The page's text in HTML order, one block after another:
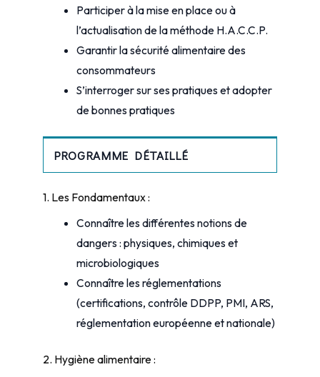
Participer à la mise en place ou à
l’actualisation de la méthode H.A.C.C.P.
Garantir la sécurité alimentaire des
consommateurs
S’interroger sur ses pratiques et adopter
de bonnes pratiques
PROGRAMME DÉTAILLÉ
1. Les Fondamentaux :
Connaître les différentes notions de
dangers : physiques, chimiques et
microbiologiques
Connaître les réglementations
(certifications, contrôle DDPP, PMI, ARS,
réglementation européenne et nationale)
2. Hygiène alimentaire :